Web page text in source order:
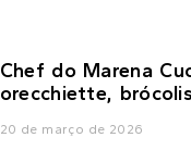
Chef do Marena
orecchiette,
20 de março de 2026